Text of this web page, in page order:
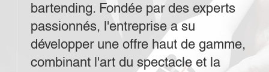
bartending. Fondée par des experts
passionnés, l'entreprise a su
développer une offre haut de gamme,
combinant l'art du spectacle et la